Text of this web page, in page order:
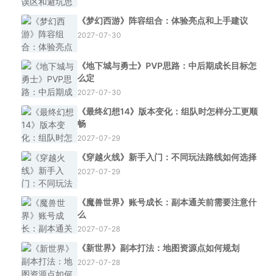
《梦幻西游》阵容组合：体验亮点和上手建议
2027-07-30
《地下城与勇士》PVP思路：中后期成长目标怎
么定
2027-07-30
《最终幻想14》版本变化：组队时怎样分工更顺
畅
2027-07-29
《穿越火线》新手入门：不同玩法路线如何选择
2027-07-29
《魔兽世界》账号成长：副本通关前需要注意什
么
2027-07-28
《新世界》副本打法：地图资源点如何规划
2027-07-28